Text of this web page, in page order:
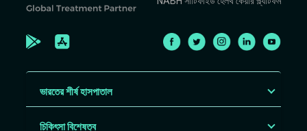
ভারতের শীর্ষ হাসপাতাল
চিকিৎসা বিশেষত্ব